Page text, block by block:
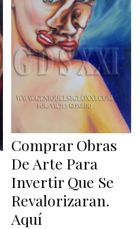
Comprar Obras
De Arte Para
Invertir Que Se
Revalorizaran.
Aquí